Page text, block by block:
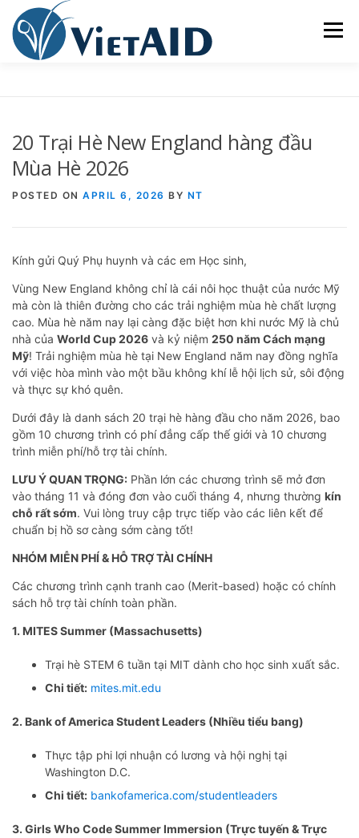
content
Menu
TRUNG TÂM CỘNG ĐỒNG SINH HOẠT
20 Trại Hè New England hàng đầu
Mùa Hè 2026
POSTED ON APRIL 6, 2026 BY NT
Kính gửi Quý Phụ huynh và các em Học sinh,
Vùng New England không chỉ là cái nôi học thuật của nước Mỹ
mà còn là thiên đường cho các trải nghiệm mùa hè chất lượng
cao. Mùa hè năm nay lại càng đặc biệt hơn khi nước Mỹ là chủ
nhà của World Cup 2026 và kỷ niệm 250 năm Cách mạng
Mỹ! Trải nghiệm mùa hè tại New England năm nay đồng nghĩa
với việc hòa mình vào một bầu không khí lễ hội lịch sử, sôi động
và thực sự khó quên.
Dưới đây là danh sách 20 trại hè hàng đầu cho năm 2026, bao
gồm 10 chương trình có phí đẳng cấp thế giới và 10 chương
trình miễn phí/hỗ trợ tài chính.
LƯU Ý QUAN TRỌNG: Phần lớn các chương trình sẽ mở đơn
vào tháng 11 và đóng đơn vào cuối tháng 4, nhưng thường kín
chỗ rất sớm. Vui lòng truy cập trực tiếp vào các liên kết để
chuẩn bị hồ sơ càng sớm càng tốt!
NHÓM MIỄN PHÍ & HỖ TRỢ TÀI CHÍNH
Các chương trình cạnh tranh cao (Merit-based) hoặc có chính
sách hỗ trợ tài chính toàn phần.
1. MITES Summer (Massachusetts)
Trại hè STEM 6 tuần tại MIT dành cho học sinh xuất sắc.
Chi tiết: mites.mit.edu
2. Bank of America Student Leaders (Nhiều tiểu bang)
Thực tập phi lợi nhuận có lương và hội nghị tại
Washington D.C.
Chi tiết: bankofamerica.com/studentleaders
3. Girls Who Code Summer Immersion (Trực tuyến & Trực